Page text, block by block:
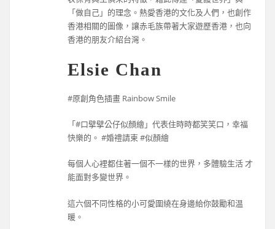
「做自己」的理念。熱愛香港的文化及人們，也創作
香港相關的圖像，讓赤毛族帶著大家遊歷香港，也向
香港的朋友介紹台灣。
Elsie Chan
#原創角色插畫 Rainbow Smile
「#口擘擘公仔似顏繪」代表住時時都笑笑口，幸福
快樂的。 #婚禮請柬 #似顏繪
每個人心裡都住著一個不一樣的世界，多體驗生活 才
能面對多變世界。
這六個不同性格的小可愛圍繞在身邊給你鼓勵和温
暖。